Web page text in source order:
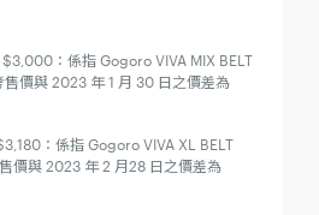
：係指 Gogoro VIVA MIX BELT
價與 2023 年 1 月 30 日之價差為
：係指 Gogoro VIVA XL BELT
價與 2023 年 2 月28 日之價差為